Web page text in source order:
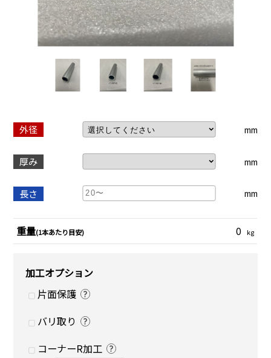
外径 mm
厚み mm
長さ mm
重量(1本あたり目安) 0 kg
加工オプション
片面保護
バリ取り
コーナーR加工